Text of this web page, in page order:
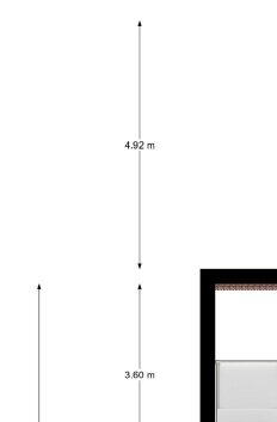
de woning. Hier geniet je
de tuin en via de dubbel
binnen en buiten naadloos
heerlijke plek om te
De open keuken sluit
een koelkast. Daarnaast is
bergruimte aanwezig.
nagedacht: zo beschikt
draaiplateau, zijn er
geïntegreerd in de kasten
afzuigkap een slim
werkblad is